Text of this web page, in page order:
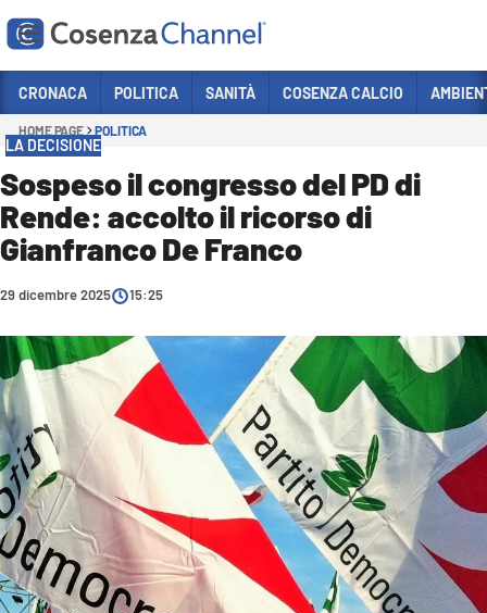
Sezioni
POLITICA
COSENZA CALCIO
ECONOMIA E LAVORO
SANITÀ
SPORT
CULTURA
AMBIENTE
Streaming
LAC TV
CRONACA POLITICA SANITÀ COSENZA CALCIO
HOME PAGE POLITICA
LA DECISIONE
Sospeso il congresso del PD di
Rende: accolto il ricorso di
Gianfranco De Franco
29 dicembre 2025 15:25